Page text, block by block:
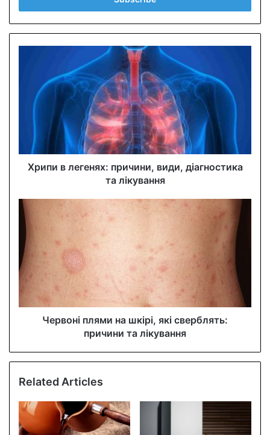
r
y
s
Хрипи в легенях: причини, види, діагностика
та лікування
Червоні плями на шкірі, які сверблять:
причини та лікування
Related Articles